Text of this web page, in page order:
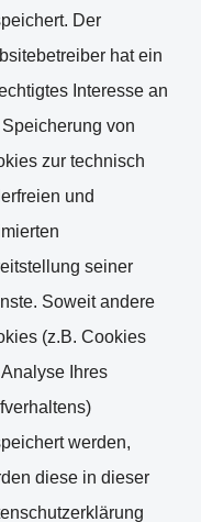
Der
hat ein
Interesse an
von
zur technisch
und
seiner
Soweit andere
(z.B. Cookies
Ihres
werden,
diese in dieser